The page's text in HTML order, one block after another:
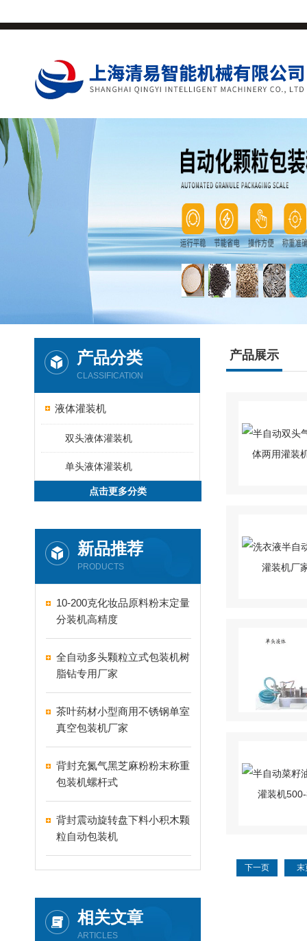
产品分类
CLASSIFICATION
液体灌装机
双头液体灌装机
单头液体灌装机
点击更多分类
新品推荐
PRODUCTS
10-200克化妆品原料粉末定量
分装机高精度
全自动多头颗粒立式包装机树
脂钻专用厂家
茶叶药材小型商用不锈钢单室
真空包装机厂家
背封充氮气黑芝麻粉粉末称重
包装机螺杆式
背封震动旋转盘下料小积木颗
粒自动包装机
相关文章
ARTICLES
产品展示
下一页 末